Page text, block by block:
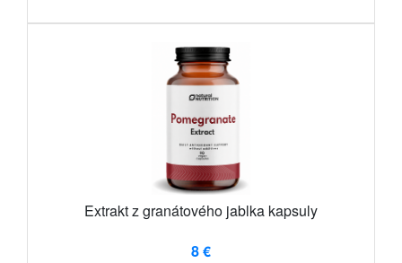
Extrakt z granátového jablka kapsuly
8 €